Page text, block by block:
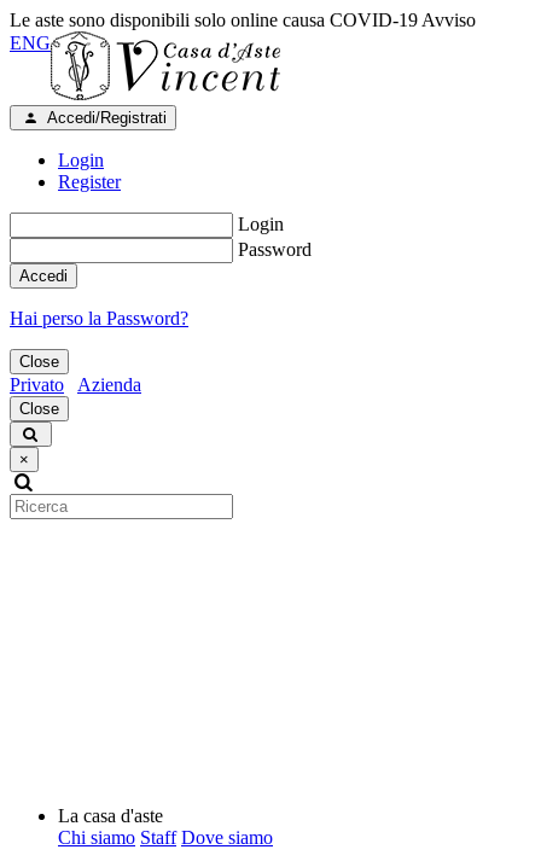
Le aste sono disponibili solo online causa COVID-19 Avviso
ENG
Accedi/Registrati
Login
Register
Login
Password
Accedi
Hai perso la Password?
Close
Privato Azienda
Close
×
La casa d'aste
Chi siamo Staff Dove siamo